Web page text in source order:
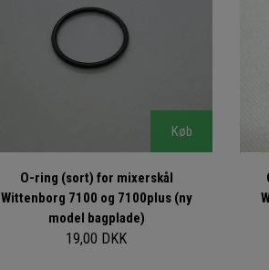
Køb
O-ring (sort) for mixerskål
Wittenborg 7100 og 7100plus (ny
model bagplade)
19,00 DKK